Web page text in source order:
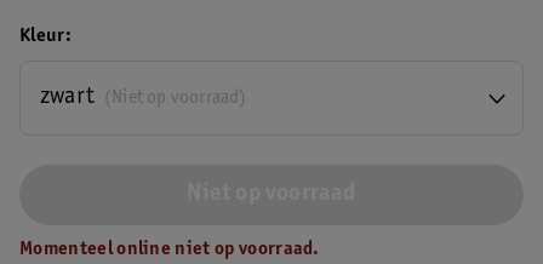
Kleur
(Niet op voorraad)
zwart
Momenteel online niet op voorraad.